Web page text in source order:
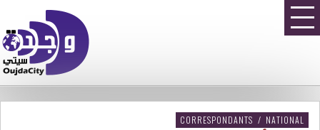
CORRESPONDANTS / NATIONAL